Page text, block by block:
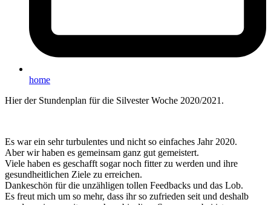
home
Hier der Stundenplan für die Silvester Woche 2020/2021.
Es war ein sehr turbulentes und nicht so einfaches Jahr 2020.
Aber wir haben es gemeinsam ganz gut gemeistert.
Viele haben es geschafft sogar noch fitter zu werden und ihre
gesundheitlichen Ziele zu erreichen.
Dankeschön für die unzähligen tollen Feedbacks und das Lob.
Es freut mich um so mehr, dass ihr so zufrieden seit und deshalb